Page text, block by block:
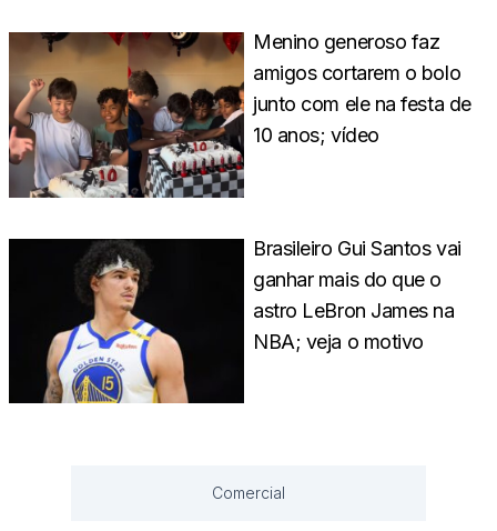
Menino generoso faz
amigos cortarem o bolo
junto com ele na festa de
10 anos; vídeo
Brasileiro Gui Santos vai
ganhar mais do que o
astro LeBron James na
NBA; veja o motivo
Comercial